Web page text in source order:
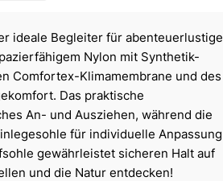
ideale Begleiter für abenteuerlustige
Nylon mit Synthetik-
Comfortex-Klimamembrane und des
Das praktische
An- und Ausziehen, während die
für individuelle Anpassung
gewährleistet sicheren Halt auf
und die Natur entdecken!